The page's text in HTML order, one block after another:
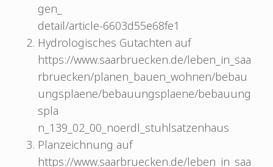
gen_
detail/article-6603d55e68fe1
Hydrologisches Gutachten auf
https://www.saarbruecken.de/leben_in_saa
rbruecken/planen_bauen_wohnen/bebau
ungsplaene/bebauungsplaene/bebauung
spla
n_139_02_00_noerdl_stuhlsatzenhaus
Planzeichnung auf
https://www.saarbruecken.de/leben_in_saa